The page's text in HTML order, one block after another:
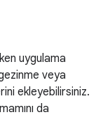
uygulama
veya
ekleyebilirsiniz.
da